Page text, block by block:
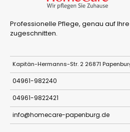
Professionelle Pflege, genau auf
zugeschnitten.
Kapitän-Hermanns-Str. 2 26871
04961-982240
04961-9822421
info@homecare-papenburg.de